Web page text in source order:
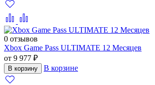
0 отзывов
Xbox Game Pass ULTIMATE 12 Месяцев
от 9 977 ₽
В корзину В корзине